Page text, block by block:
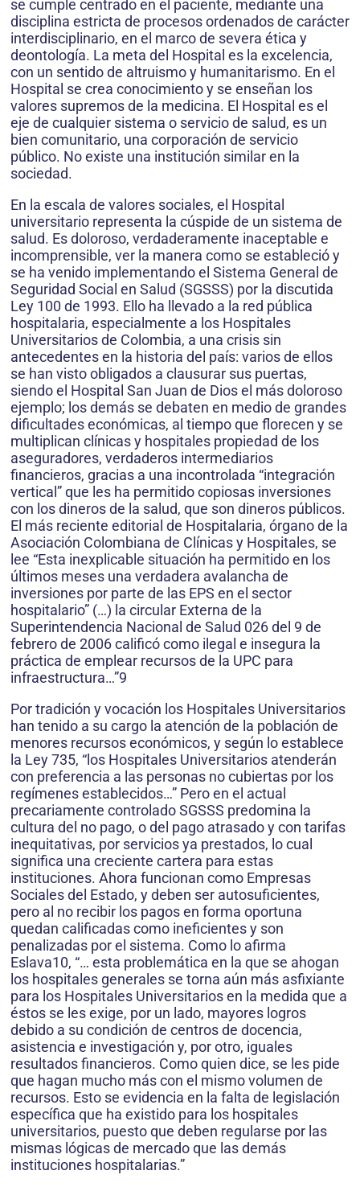
se cumple centrado en el paciente, mediante una
disciplina estricta de procesos ordenados de carácter
interdisciplinario, en el marco de severa ética y
deontología. La meta del Hospital es la excelencia,
con un sentido de altruismo y humanitarismo. En el
Hospital se crea conocimiento y se enseñan los
valores supremos de la medicina. El Hospital es el
eje de cualquier sistema o servicio de salud, es un
bien comunitario, una corporación de servicio
público. No existe una institución similar en la
sociedad.
En la escala de valores sociales, el Hospital
universitario representa la cúspide de un sistema de
salud. Es doloroso, verdaderamente inaceptable e
incomprensible, ver la manera como se estableció y
se ha venido implementando el Sistema General de
Seguridad Social en Salud (SGSSS) por la discutida
Ley 100 de 1993. Ello ha llevado a la red pública
hospitalaria, especialmente a los Hospitales
Universitarios de Colombia, a una crisis sin
antecedentes en la historia del país: varios de ellos
se han visto obligados a clausurar sus puertas,
siendo el Hospital San Juan de Dios el más doloroso
ejemplo; los demás se debaten en medio de grandes
dificultades económicas, al tiempo que florecen y se
multiplican clínicas y hospitales propiedad de los
aseguradores, verdaderos intermediarios
financieros, gracias a una incontrolada “integración
vertical” que les ha permitido copiosas inversiones
con los dineros de la salud, que son dineros públicos.
El más reciente editorial de Hospitalaria, órgano de la
Asociación Colombiana de Clínicas y Hospitales, se
lee “Esta inexplicable situación ha permitido en los
últimos meses una verdadera avalancha de
inversiones por parte de las EPS en el sector
hospitalario” (…) la circular Externa de la
Superintendencia Nacional de Salud 026 del 9 de
febrero de 2006 calificó como ilegal e insegura la
práctica de emplear recursos de la UPC para
infraestructura…”9
Por tradición y vocación los Hospitales Universitarios
han tenido a su cargo la atención de la población de
menores recursos económicos, y según lo establece
la Ley 735, “los Hospitales Universitarios atenderán
con preferencia a las personas no cubiertas por los
regímenes establecidos…” Pero en el actual
precariamente controlado SGSSS predomina la
cultura del no pago, o del pago atrasado y con tarifas
inequitativas, por servicios ya prestados, lo cual
significa una creciente cartera para estas
instituciones. Ahora funcionan como Empresas
Sociales del Estado, y deben ser autosuficientes,
pero al no recibir los pagos en forma oportuna
quedan calificadas como ineficientes y son
penalizadas por el sistema. Como lo afirma
Eslava10, “… esta problemática en la que se ahogan
los hospitales generales se torna aún más asfixiante
para los Hospitales Universitarios en la medida que a
éstos se les exige, por un lado, mayores logros
debido a su condición de centros de docencia,
asistencia e investigación y, por otro, iguales
resultados financieros. Como quien dice, se les pide
que hagan mucho más con el mismo volumen de
recursos. Esto se evidencia en la falta de legislación
específica que ha existido para los hospitales
universitarios, puesto que deben regularse por las
mismas lógicas de mercado que las demás
instituciones hospitalarias.”